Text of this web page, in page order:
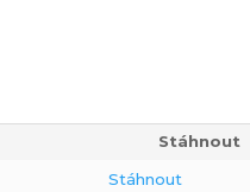
Stáhnout
Stáhnout